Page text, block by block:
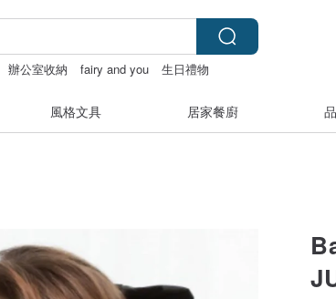
辦公室收納 fairy and you 生日禮物
風格文具 居家餐廚